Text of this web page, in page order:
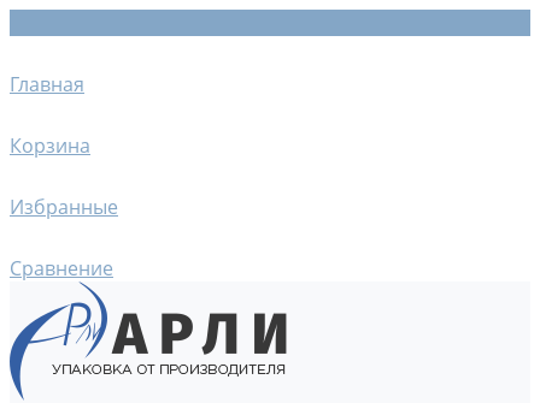
Главная
Корзина
Избранные
Сравнение